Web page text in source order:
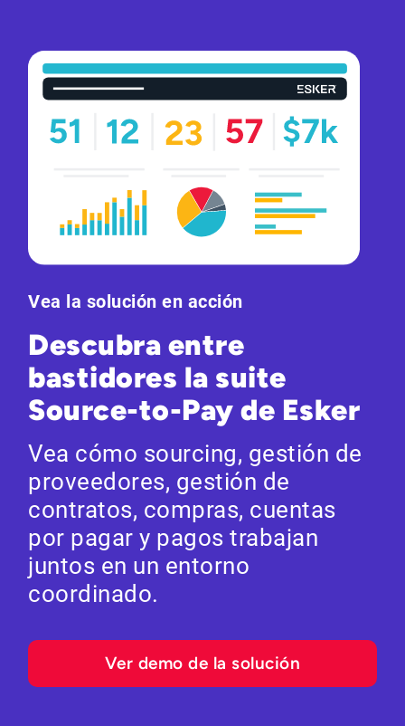
Vea la solución en acción
Descubra entre
bastidores la suite
Source-to-Pay de Esker
Vea cómo sourcing, gestión de
proveedores, gestión de
contratos, compras, cuentas
por pagar y pagos trabajan
juntos en un entorno
coordinado.
Ver demo de la solución